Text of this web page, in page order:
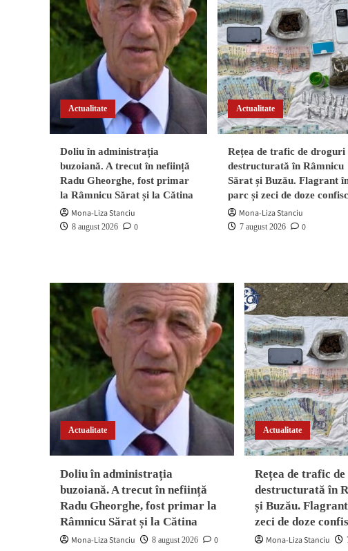
Actualitate
Doliu în administrația
buzoiană. A trecut în neființă
Radu Gheorghe, fost primar
la Râmnicu Sărat și la Cătina
Mona-Liza Stanciu
8 august 2026 0
Actualitate
Rețea de trafic de droguri
destructurată în Râmnicu
Sărat și Buzău. Flagrant
parc și zeci de doze
Mona-Liza Stanciu
7 august 2026 0
Actualitate
Doliu în administrația
buzoiană. A trecut în neființă
Radu Gheorghe, fost primar la
Râmnicu Sărat și la Cătina
Mona-Liza Stanciu 8 august 2026
0
Actualitate
Rețea de trafic
destructurată în
și Buzău.
zeci de doze
Mona-Liza Stanciu